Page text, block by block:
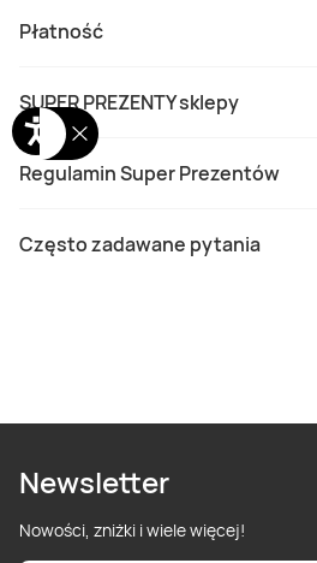
Płatność
SUPER PREZENTY sklepy
Regulamin Super Prezentów
Często zadawane pytania
Newsletter
Nowości, zniżki i wiele więcej!